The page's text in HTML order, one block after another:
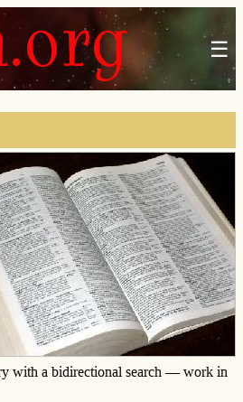
☰
with a bidirectional search — work in